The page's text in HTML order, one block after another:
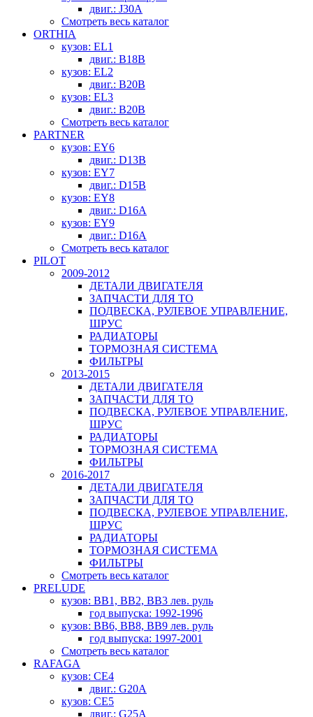
двиг.: J30A
Смотреть весь каталог
ORTHIA
кузов: EL1
двиг.: B18B
кузов: EL2
двиг.: B20B
кузов: EL3
двиг.: B20B
Смотреть весь каталог
PARTNER
кузов: EY6
двиг.: D13B
кузов: EY7
двиг.: D15B
кузов: EY8
двиг.: D16A
кузов: EY9
двиг.: D16A
Смотреть весь каталог
PILOT
2009-2012
ДЕТАЛИ ДВИГАТЕЛЯ
ЗАПЧАСТИ ДЛЯ ТО
ПОДВЕСКА, РУЛЕВОЕ УПРАВЛЕНИЕ,
ШРУС
РАДИАТОРЫ
ТОРМОЗНАЯ СИСТЕМА
ФИЛЬТРЫ
2013-2015
ДЕТАЛИ ДВИГАТЕЛЯ
ЗАПЧАСТИ ДЛЯ ТО
ПОДВЕСКА, РУЛЕВОЕ УПРАВЛЕНИЕ,
ШРУС
РАДИАТОРЫ
ТОРМОЗНАЯ СИСТЕМА
ФИЛЬТРЫ
2016-2017
ДЕТАЛИ ДВИГАТЕЛЯ
ЗАПЧАСТИ ДЛЯ ТО
ПОДВЕСКА, РУЛЕВОЕ УПРАВЛЕНИЕ,
ШРУС
РАДИАТОРЫ
ТОРМОЗНАЯ СИСТЕМА
ФИЛЬТРЫ
Смотреть весь каталог
PRELUDE
кузов: BB1, BB2, BB3 лев. руль
год выпуска: 1992-1996
кузов: BB6, BB8, BB9 лев. руль
год выпуска: 1997-2001
Смотреть весь каталог
RAFAGA
кузов: CE4
двиг.: G20A
кузов: CE5
двиг.: G25A